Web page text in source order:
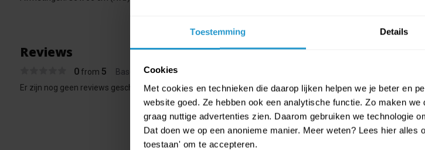
Toestemming Details
Cookies
Met cookies en technieken die daarop lijken helpen we je beter en
website goed. Ze hebben ook een analytische functie. Zo maken
graag nuttige advertenties zien. Daarom gebruiken we technologie
Dat doen we op een anonieme manier. Meer weten? Lees hier
toestaan' om te accepteren.
Reviews
0from 5 Based on 0 reviews
Er zijn nog geen reviews geschreven over dit product..